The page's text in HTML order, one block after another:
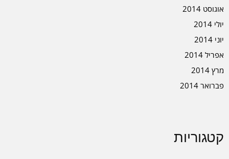
אוגוסט 2014
יולי 2014
יוני 2014
אפריל 2014
מרץ 2014
פברואר 2014
קטגוריות